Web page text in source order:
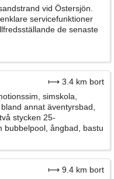
vid Östersjön.
servicefunktioner
de senaste
⟼ 3.4 km bort
simskola,
annat äventyrsbad,
stycken 25-
bubbelpool, ångbad, bastu
⟼ 9.4 km bort